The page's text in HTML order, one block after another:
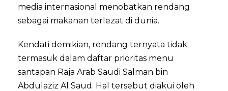
media internasional menobatkan rendang
sebagai makanan terlezat di dunia.
Kendati demikian, rendang ternyata tidak
termasuk dalam daftar prioritas menu
santapan Raja Arab Saudi Salman bin
Abdulaziz Al Saud. Hal tersebut diakui oleh